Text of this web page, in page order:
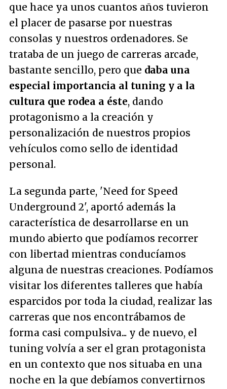
que hace ya unos cuantos años tuvieron
el placer de pasarse por nuestras
consolas y nuestros ordenadores. Se
trataba de un juego de carreras arcade,
bastante sencillo, pero que daba una
especial importancia al tuning y a la
cultura que rodea a éste, dando
protagonismo a la creación y
personalización de nuestros propios
vehículos como sello de identidad
personal.
La segunda parte, 'Need for Speed
Underground 2', aportó además la
característica de desarrollarse en un
mundo abierto que podíamos recorrer
con libertad mientras conducíamos
alguna de nuestras creaciones. Podíamos
visitar los diferentes talleres que había
esparcidos por toda la ciudad, realizar las
carreras que nos encontrábamos de
forma casi compulsiva... y de nuevo, el
tuning volvía a ser el gran protagonista
en un contexto que nos situaba en una
noche en la que debíamos convertirnos